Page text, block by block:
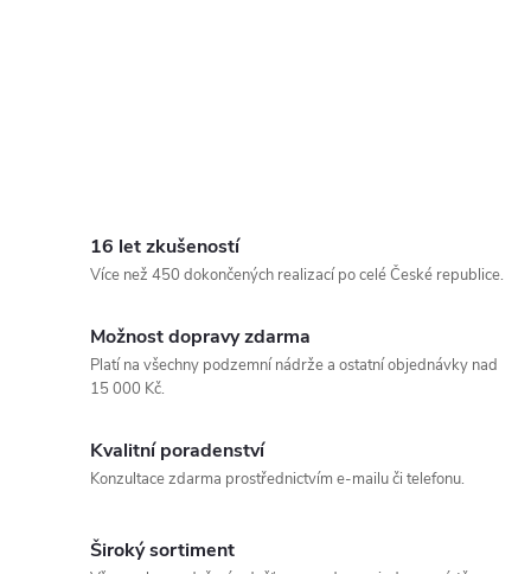
16 let zkušeností
Více než 450 dokončených realizací po celé České republice.
Možnost dopravy zdarma
Platí na všechny podzemní nádrže a ostatní objednávky nad
15 000 Kč.
Kvalitní poradenství
Konzultace zdarma prostřednictvím e-mailu či telefonu.
Široký sortiment